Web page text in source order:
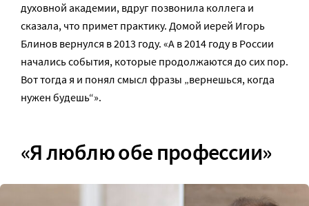
духовной академии, вдруг позвонила коллега и
сказала, что примет практику. Домой иерей Игорь
Блинов вернулся в 2013 году. «А в 2014 году в России
начались события, которые продолжаются до сих пор.
Вот тогда я и понял смысл фразы „вернешься, когда
нужен будешь“».
«Я люблю обе профессии»